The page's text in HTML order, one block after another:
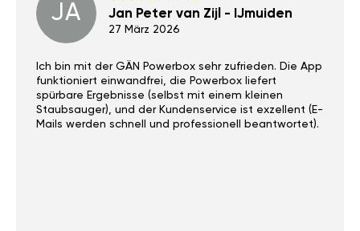
JA Jan Peter van Zijl - IJmuiden
27 März 2026
Ich bin mit der GÄN Powerbox sehr zufrieden. Die App
funktioniert einwandfrei, die Powerbox liefert
spürbare Ergebnisse (selbst mit einem kleinen
Staubsauger), und der Kundenservice ist exzellent (E-
Mails werden schnell und professionell beantwortet).